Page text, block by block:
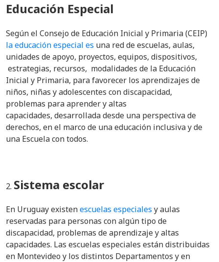
Educación Especial
Según el Consejo de Educación Inicial y Primaria (CEIP)
la educación especial es una red de escuelas, aulas,
unidades de apoyo, proyectos, equipos, dispositivos,
estrategias, recursos, modalidades de la Educación
Inicial y Primaria, para favorecer los aprendizajes de
niños, niñas y adolescentes con discapacidad,
problemas para aprender y altas
capacidades, desarrollada desde una perspectiva de
derechos, en el marco de una educación inclusiva y de
una Escuela con todos.
Sistema escolar
En Uruguay existenescuelas especiales y aulas
reservadas para personas con algún tipo de
discapacidad, problemas de aprendizaje y altas
capacidades. Las escuelas especiales están distribuidas
en Montevideo y los distintos Departamentos y en